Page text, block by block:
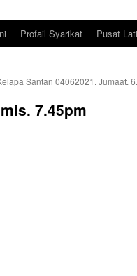
Profail Syarikat Pusat
Santan 04062021. Jumaat.
7.45pm